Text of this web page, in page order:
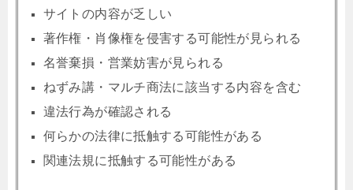
サイトの内容が乏しい
著作権・肖像権を侵害する可能性が見られる
名誉棄損・営業妨害が見られる
ねずみ講・マルチ商法に該当する内容を含む
違法行為が確認される
何らかの法律に抵触する可能性がある
関連法規に抵触する可能性がある